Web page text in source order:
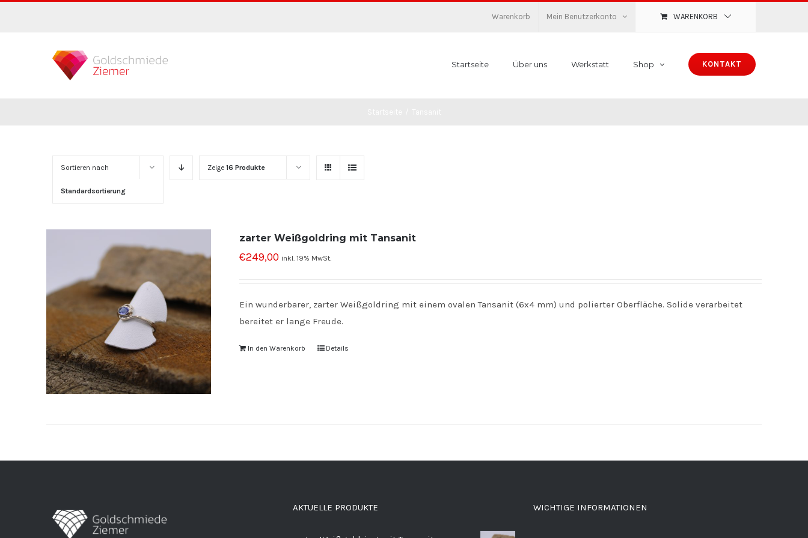
Warenkorb Mein Benutzerkonto WARENKORB
Startseite Über uns Werkstatt Shop KONTAKT
Sortieren nach
Standardsortierung
Zeige 16 Produkte
zarter Weißgoldring mit Tansanit
€249,00 inkl. 19% MwSt.
Ein wunderbarer, zarter Weißgoldring mit einem ovalen Tansanit (6x4 mm) und polierter Oberfläche. Solide verarbeitet
bereitet er lange Freude.
In den Warenkorb Details
AKTUELLE PRODUKTE WICHTIGE INFORMATIONEN